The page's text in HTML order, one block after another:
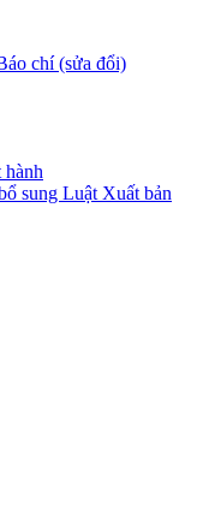
chí (sửa đổi)
sung Luật Xuất bản